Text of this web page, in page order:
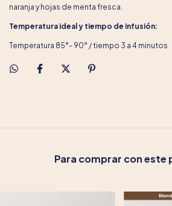
naranja y hojas de menta fresca.
Temperatura ideal y tiempo de infusión:
Temperatura 85°- 90° / tiempo 3 a 4 minutos
Para comprar con